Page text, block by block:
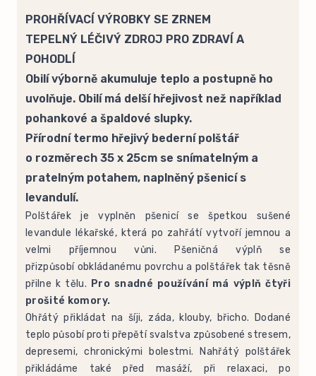
PROHŘÍVACÍ VÝROBKY SE ZRNEM
TEPELNÝ LÉČIVÝ ZDROJ PRO ZDRAVÍ A
POHODLÍ
Obilí výborně akumuluje teplo a postupně ho
uvolňuje. Obilí má delší hřejivost než například
pohankové a špaldové slupky.
Přírodní termo hřejivý bederní polštář
o rozměrech 35 x 25cm se snímatelným a
pratelným potahem, naplněný pšenicí s
levandulí.
Polštářek je vyplněn pšenicí se špetkou sušené
levandule lékařské, která po zahřátí vytvoří jemnou a
velmi příjemnou vůni. Pšeničná výplň se
přizpůsobí obkládanému povrchu a polštářek tak těsně
přilne k tělu. Pro snadné používání má výplň čtyři
prošité komory.
Ohřátý přikládat na šíji, záda, klouby, břicho. Dodané
teplo působí proti přepětí svalstva způsobené stresem,
depresemi, chronickými bolestmi. Nahřátý polštářek
přikládáme také před masáží, při relaxaci, po